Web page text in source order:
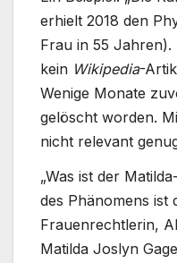
erhielt 2018 den
Frau in 55 Jahren).
kein Wikipedia-
Wenige Monate
gelöscht worden.
nicht relevant
„Was ist der
des Phänomens ist
Frauenrechtlerin,
Matilda Joslyn